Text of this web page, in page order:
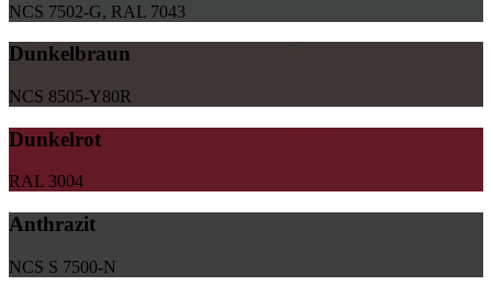
NCS 7502-G, RAL 7043
Dunkelbraun
NCS 8505-Y80R
Dunkelrot
RAL 3004
Anthrazit
NCS S 7500-N